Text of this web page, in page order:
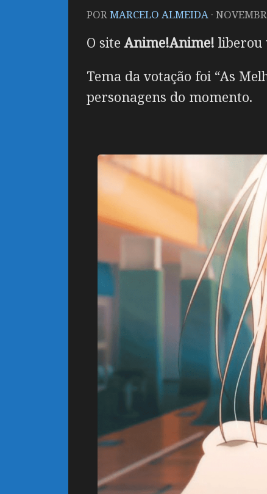
PORMARCELO ALMEIDA ·
O siteAnime!Anime! liberou
Tema da votação foi “As
personagens do momento.